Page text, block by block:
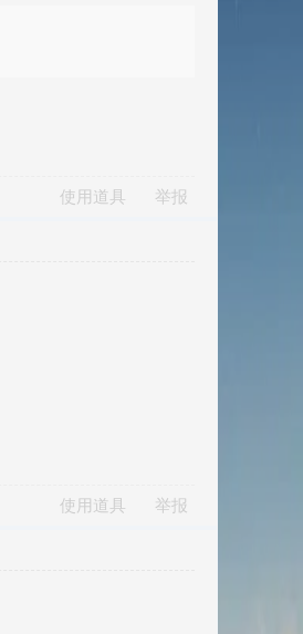
使用道具 举报
使用道具 举报